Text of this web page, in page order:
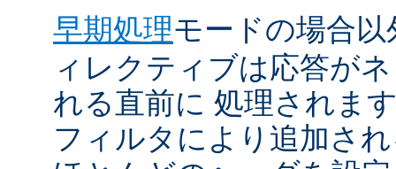
早期処理モードの場合
ィレクティブは応答が
れる直前に 処理されま
フィルタにより追加さ